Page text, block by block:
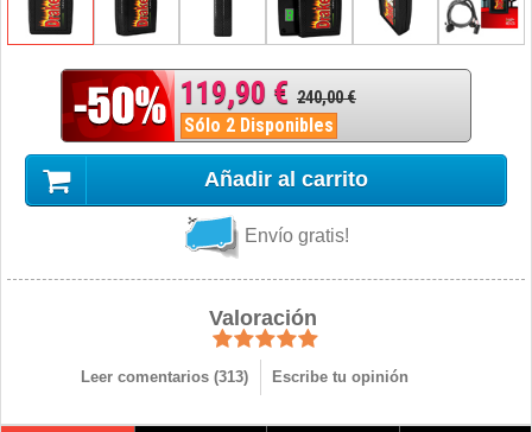
119,90 € 240,00 €
Sólo 2 Disponibles
Añadir al carrito
Envío gratis!
Valoración
Leer comentarios (313) Escribe tu opinión